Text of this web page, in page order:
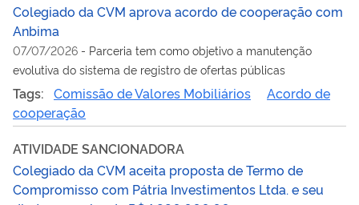
Colegiado da CVM aprova acordo de cooperação com
Anbima
07/07/2026 - Parceria tem como objetivo a manutenção
evolutiva do sistema de registro de ofertas públicas
Tags: Comissão de Valores Mobiliários
Acordo de
cooperação
ATIVIDADE SANCIONADORA
Colegiado da CVM aceita proposta de Termo de
Compromisso com Pátria Investimentos Ltda. e seu